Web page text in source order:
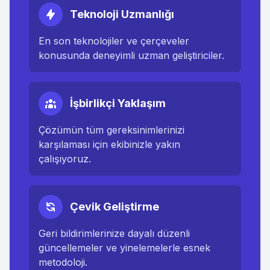
Teknoloji Uzmanlığı
En son teknolojiler ve çerçeveler
konusunda deneyimli uzman geliştiriciler.
İşbirlikçi Yaklaşım
Çözümün tüm gereksinimlerinizi
karşılaması için ekibinizle yakın
çalışıyoruz.
Çevik Geliştirme
Geri bildirimlerinize dayalı düzenli
güncellemeler ve yinelemelerle esnek
metodoloji.